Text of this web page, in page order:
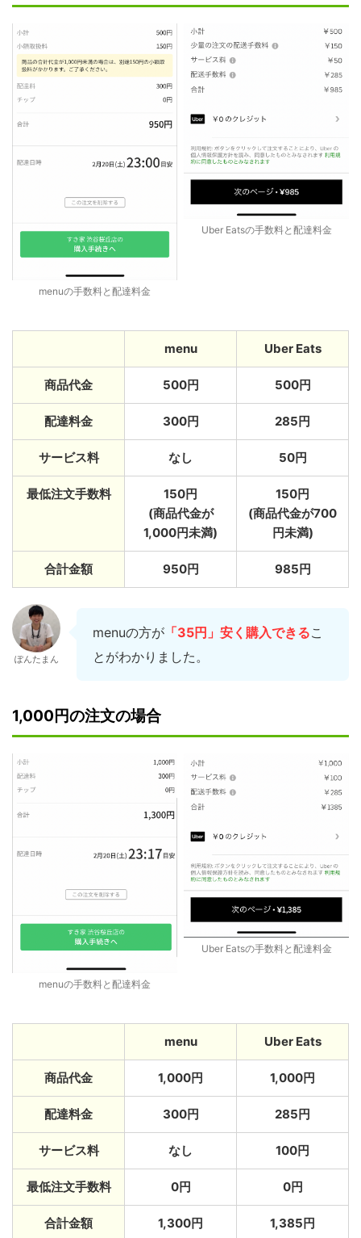
menuの手数料と配達料金
Uber Eatsの手数料と配達料金
menu Uber Eats
商品代金 500円 500円
配達料金 300円 285円
サービス料 なし 50円
最低注文手数料
150円
(商品代金が
1,000円未満)
150円
(商品代金が700
円未満)
合計金額 950円 985円
ぽんたまん
menuの方が 「35円」安く購入できるこ
とがわかりました。
1,000円の注文の場合
menuの手数料と配達料金
Uber Eatsの手数料と配達料金
menu Uber Eats
商品代金 1,000円 1,000円
配達料金 300円 285円
サービス料 なし 100円
最低注文手数料 0円 0円
合計金額 1,300円 1,385円